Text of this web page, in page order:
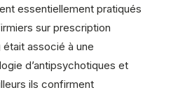
essentiellement pratiqués
sur prescription
associé à une
d’antipsychotiques et
ils confirment